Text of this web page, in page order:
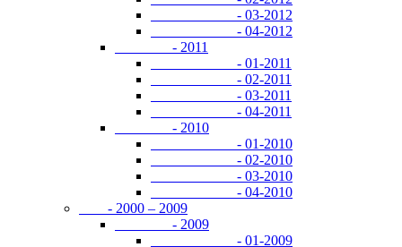
- 03-2012
- 04-2012
- 2011
- 01-2011
- 02-2011
- 03-2011
- 04-2011
- 2010
- 01-2010
- 02-2010
- 03-2010
- 04-2010
- 2000 – 2009
- 2009
- 01-2009